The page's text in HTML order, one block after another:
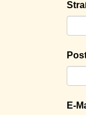
E-